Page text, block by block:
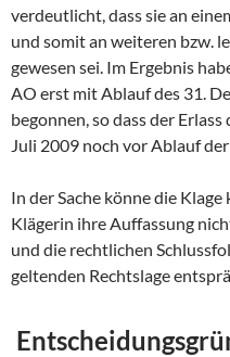
verdeutlicht, dass sie an
und somit an weiteren bzw.
gewesen sei. Im Ergebnis
AO erst mit Ablauf des 31.
begonnen, so dass der
Juli 2009 noch vor Ablauf
In der Sache könne die
Klägerin ihre Auffassung
und die rechtlichen
geltenden Rechtslage